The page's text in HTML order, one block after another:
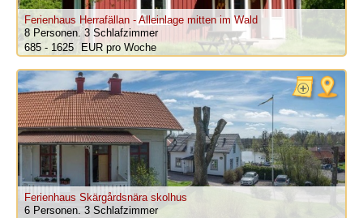
Ferienhaus Herrafällan - Alleinlage mitten im Wald
8 Personen. 3 Schlafzimmer
685 - 1625
pro Woche
Ferienhaus Skärgårdsnära skolhus
6 Personen. 3 Schlafzimmer